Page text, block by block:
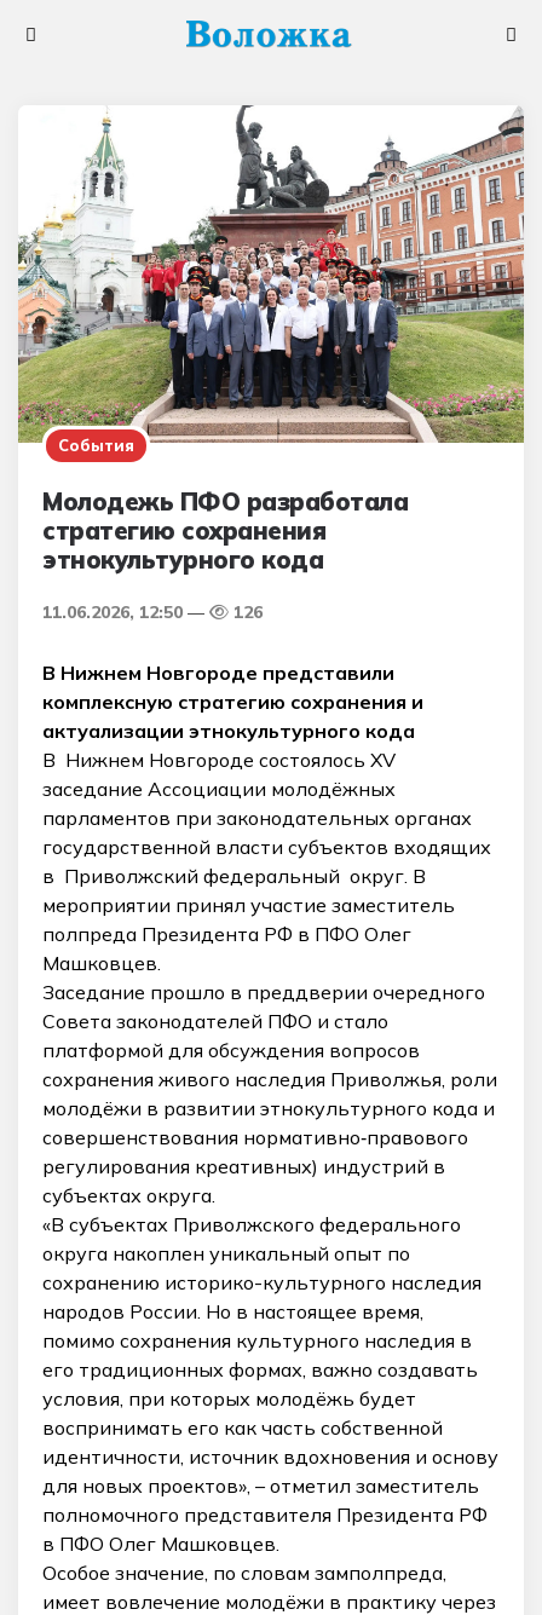
События
Молодежь ПФО разработала
стратегию сохранения
этнокультурного кода
11.06.2026, 12:50 126
В Нижнем Новгороде представили
комплексную стратегию сохранения и
актуализации этнокультурного кода
В Нижнем Новгороде состоялось XV
заседание Ассоциации молодёжных
парламентов при законодательных органах
государственной власти субъектов входящих
в Приволжский федеральный округ. В
мероприятии принял участие заместитель
полпреда Президента РФ в ПФО Олег
Машковцев.
Заседание прошло в преддверии очередного
Совета законодателей ПФО и стало
платформой для обсуждения вопросов
сохранения живого наследия Приволжья, роли
молодёжи в развитии этнокультурного кода и
совершенствования нормативно‑правового
регулирования креативных) индустрий в
субъектах округа.
«В субъектах Приволжского федерального
округа накоплен уникальный опыт по
сохранению историко-культурного наследия
народов России. Но в настоящее время,
помимо сохранения культурного наследия в
его традиционных формах, важно создавать
условия, при которых молодёжь будет
воспринимать его как часть собственной
идентичности, источник вдохновения и основу
для новых проектов», – отметил заместитель
полномочного представителя Президента РФ
в ПФО Олег Машковцев.
Особое значение, по словам замполпреда,
имеет вовлечение молодёжи в практику через